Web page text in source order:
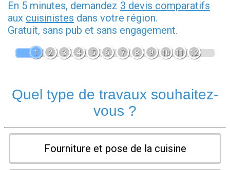
En 5 minutes, demandez 3 devis comparatifs
aux cuisinistes dans votre région.
Gratuit, sans pub et sans engagement.
1 2 3 4 5 6 7 8 9 10 11 12
Quel type de travaux souhaitez-
vous ?
Fourniture et pose de la cuisine